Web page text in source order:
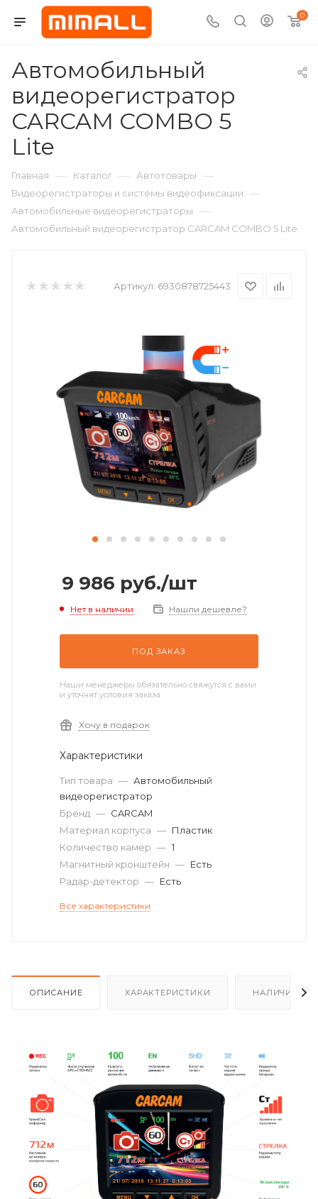
0
Автомобильный
видеорегистратор
CARCAM COMBO 5
Lite
Главная — Каталог — Автотовары —
Видеорегистраторы и системы видеофиксации —
Автомобильные видеорегистраторы —
Автомобильный видеорегистратор CARCAM COMBO 5 Lite
Артикул: 6930878725443
9 986 руб./шт
Нет в наличии Нашли дешевле?
ПОД ЗАКАЗ
Наши менеджеры обязательно свяжутся с вами
и уточнят условия заказа
Хочу в подарок
Характеристики
Тип товара — Автомобильный
видеорегистратор
Бренд — CARCAM
Материал корпуса — Пластик
Количество камер — 1
Магнитный кронштейн — Есть
Радар-детектор — Есть
Все характеристики
ОПИСАНИЕ ХАРАКТЕРИСТИКИ НАЛИЧИЕ